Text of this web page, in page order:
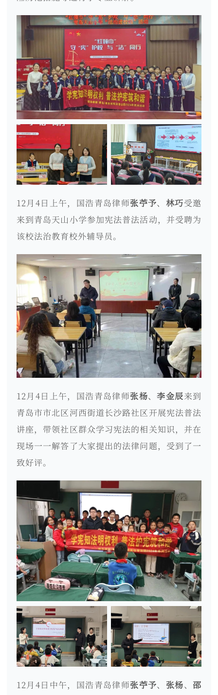
12月4日上午，国浩青岛律师张苧予、 林巧受邀
来到青岛天山小学参加宪法普法活动，并受聘为
该校法治教育校外辅导员。
12月4日上午，国浩青岛律师张杨、李金辰来到
青岛市市北区河西街道长沙路社区开展宪法普法
讲座，带领社区群众学习宪法的相关知识，并在
现场一一解答了大家提出的法律问题，受到了一
致好评。
12月4日中午，国浩青岛律师张苧予、 张杨、邵